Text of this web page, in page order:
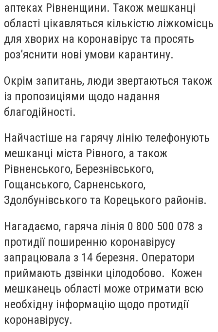
аптеках Рівненщини. Також мешканці
області цікавляться кількістю ліжкомісць
для хворих на коронавірус та просять
роз’яснити нові умови карантину.
Окрім запитань, люди звертаються також
із пропозиціями щодо надання
благодійності.
Найчастіше на гарячу лінію телефонують
мешканці міста Рівного, а також
Рівненського, Березнівського,
Гощанського, Сарненського,
Здолбунівського та Корецького районів.
Нагадаємо, гаряча лінія 0 800 500 078 з
протидії поширенню коронавірусу
запрацювала з 14 березня. Оператори
приймають дзвінки цілодобово. Кожен
мешканець області може отримати всю
необхідну інформацію щодо протидії
коронавірусу.